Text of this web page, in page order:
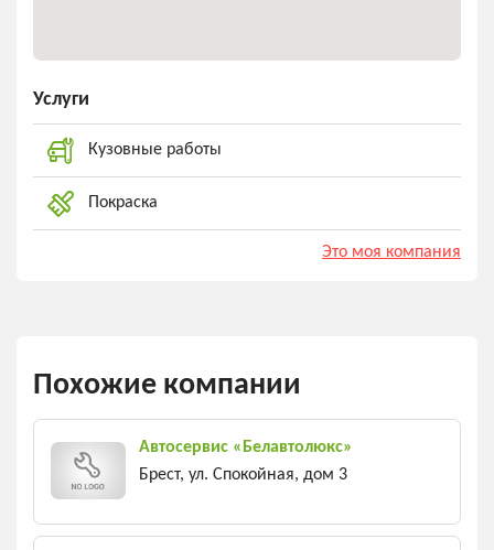
Услуги
Кузовные работы
Покраска
Это моя компания
Похожие компании
Автосервис «Белавтолюкс»
Брест, ул. Спокойная, дом 3